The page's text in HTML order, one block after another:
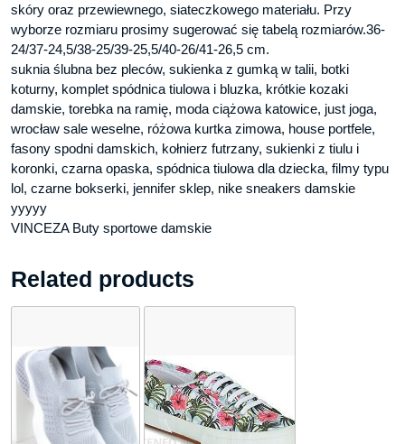
skóry oraz przewiewnego, siateczkowego materiału. Przy
wyborze rozmiaru prosimy sugerować się tabelą rozmiarów.36-
24/37-24,5/38-25/39-25,5/40-26/41-26,5 cm.
suknia ślubna bez pleców, sukienka z gumką w talii, botki
koturny, komplet spódnica tiulowa i bluzka, krótkie kozaki
damskie, torebka na ramię, moda ciążowa katowice, just joga,
wrocław sale weselne, różowa kurtka zimowa, house portfele,
fasony spodni damskich, kołnierz futrzany, sukienki z tiulu i
koronki, czarna opaska, spódnica tiulowa dla dziecka, filmy typu
lol, czarne bokserki, jennifer sklep, nike sneakers damskie
yyyyy
VINCEZA Buty sportowe damskie
Related products